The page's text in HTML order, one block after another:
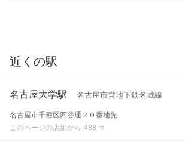
近くの駅
名古屋大学駅 名古屋市営地下鉄名城線
名古屋市千種区四谷通２０番地先
このページの店舗から 488 m